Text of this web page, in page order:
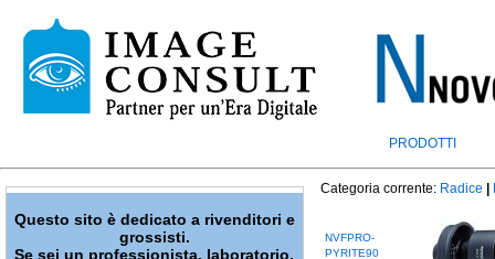
PRODOTTI
Questo sito è dedicato a rivenditori e
grossisti.
Se sei un professionista, laboratorio,
Categoria corrente: Radice
NVFPRO-
PYRITE90